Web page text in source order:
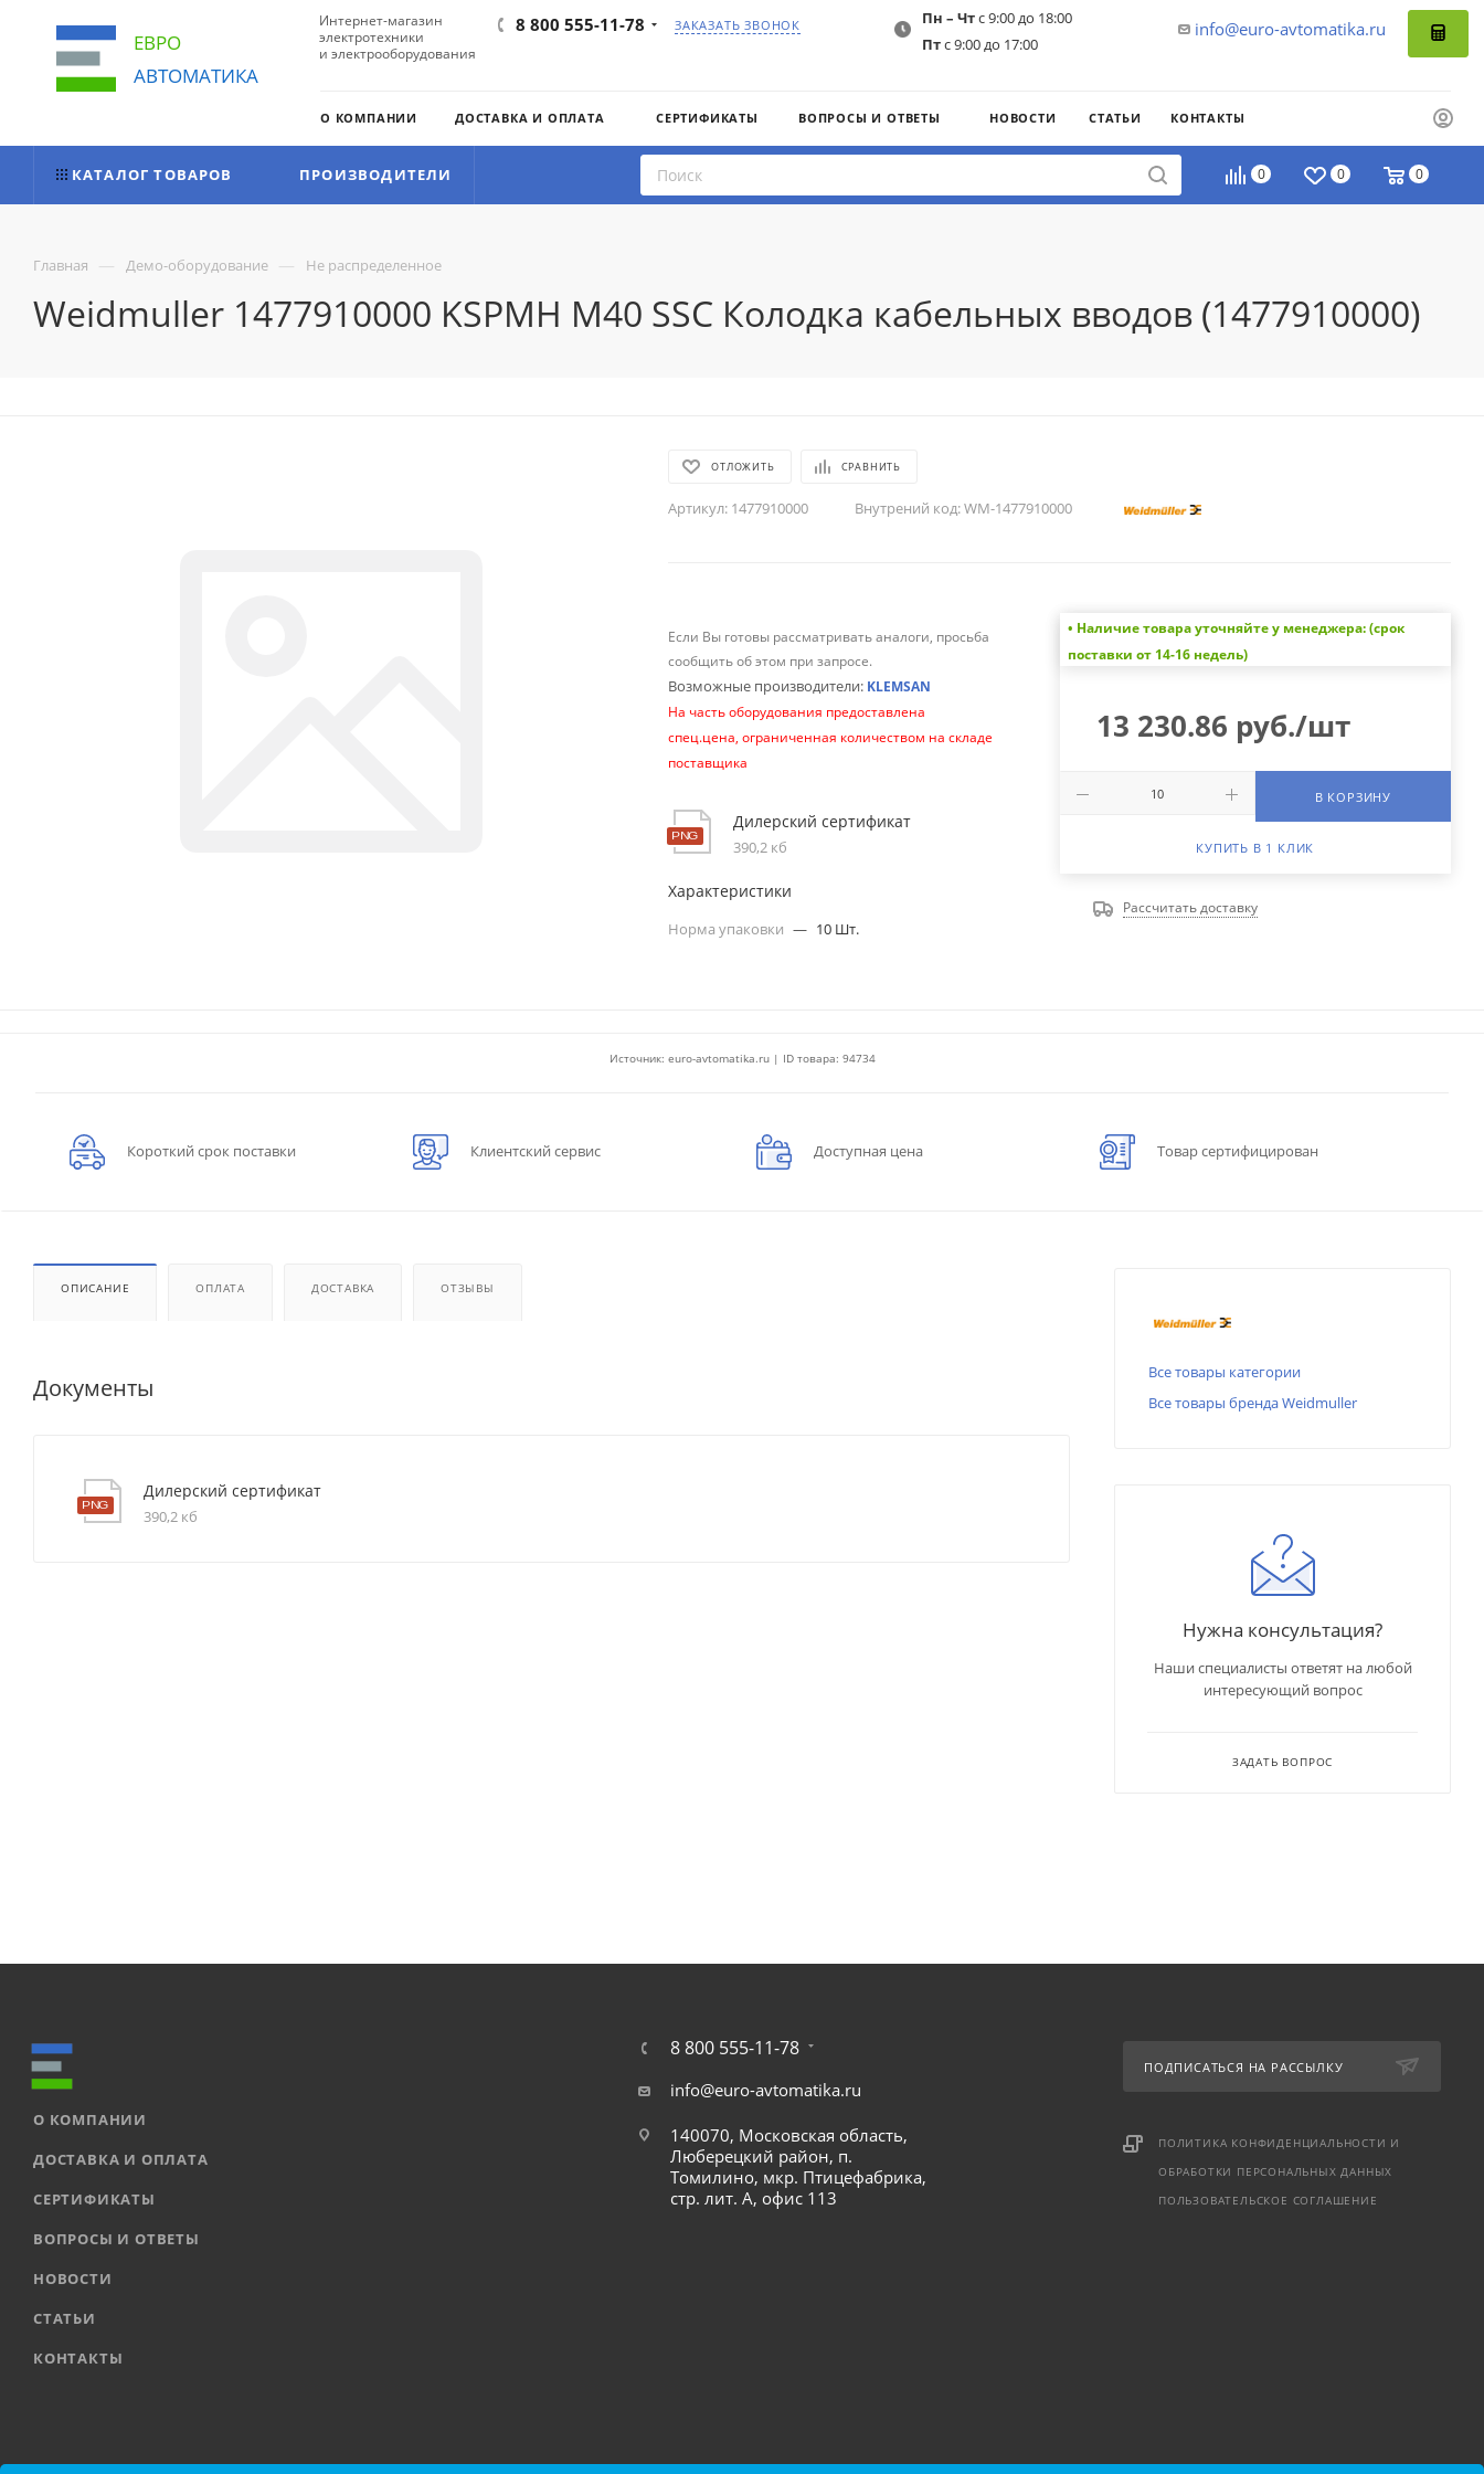
ЕВРО
АВТОМАТИКА
Интернет-магазин
электротехники
и электрооборудования
8 800 555-11-78 ЗАКАЗАТЬ ЗВОНОК info@euro-avtomatika.ru
Пн – Чтс 9:00 до 18:00
Птс 9:00 до 17:00
О КОМПАНИИ ДОСТАВКА И ОПЛАТА СЕРТИФИКАТЫ ВОПРОСЫ И ОТВЕТЫ НОВОСТИ СТАТЬИ КОНТАКТЫ
0 0 0
КАТАЛОГ ТОВАРОВ ПРОИЗВОДИТЕЛИ
Главная — Демо-оборудование — Не распределенное
Weidmuller 1477910000 KSPMH M40 SSC Колодка кабельных вводов (1477910000)
ОТЛОЖИТЬ СРАВНИТЬ
Артикул: 1477910000 Внутрений код:WM-1477910000
Если Вы готовы рассматривать аналоги, просьба
сообщить об этом при запросе.
Возможные производители: KLEMSAN
На часть оборудования предоставлена
спец.цена, ограниченная количеством на складе
поставщика
Дилерский сертификат
390,2 кб
Характеристики
Норма упаковки — 10 Шт.
• Наличие товара уточняйте у менеджера: (срок
поставки от 14-16 недель)
13 230.86 руб./шт
В КОРЗИНУ
КУПИТЬ В 1 КЛИК
Рассчитать доставку
Источник: euro-avtomatika.ru | ID товара: 94734
Короткий срок поставки Клиентский сервис Доступная цена Товар сертифицирован
ОПИСАНИЕ ОПЛАТА ДОСТАВКА ОТЗЫВЫ
Документы
Дилерский сертификат
390,2 кб
Все товары категории
Все товары бренда Weidmuller
Нужна консультация?
Наши специалисты ответят на любой
интересующий вопрос
ЗАДАТЬ ВОПРОС
О КОМПАНИИ
ДОСТАВКА И ОПЛАТА
СЕРТИФИКАТЫ
ВОПРОСЫ И ОТВЕТЫ
НОВОСТИ
СТАТЬИ
КОНТАКТЫ
8 800 555-11-78
info@euro-avtomatika.ru
140070, Московская область,
Люберецкий район, п.
Томилино, мкр. Птицефабрика,
стр. лит. А, офис 113
ПОДПИСАТЬСЯ НА РАССЫЛКУ
ПОЛИТИКА КОНФИДЕНЦИАЛЬНОСТИ И
ОБРАБОТКИ ПЕРСОНАЛЬНЫХ ДАННЫХ
ПОЛЬЗОВАТЕЛЬСКОЕ СОГЛАШЕНИЕ